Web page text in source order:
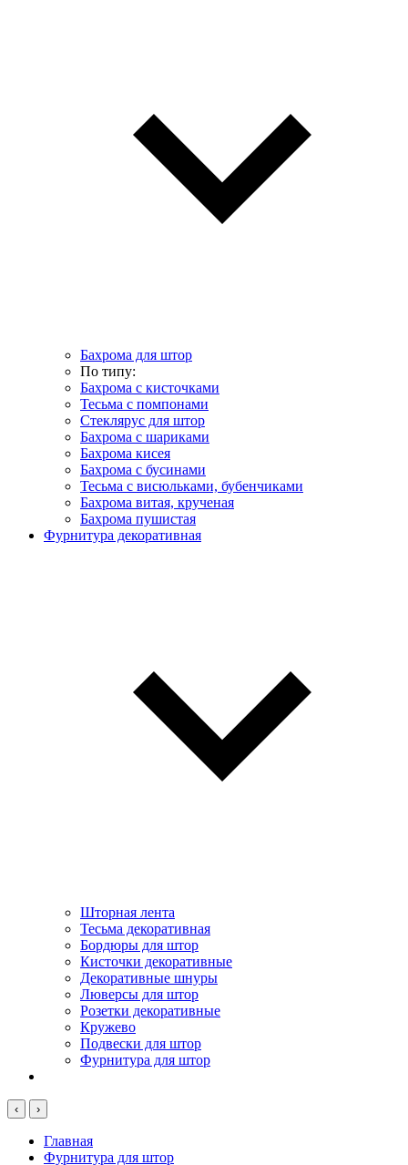
Бахрома для штор
По типу:
Бахрома с кисточками
Тесьма с помпонами
Стеклярус для штор
Бахрома с шариками
Бахрома кисея
Бахрома с бусинами
Тесьма с висюльками, бубенчиками
Бахрома витая, крученая
Бахрома пушистая
Фурнитура декоративная
Шторная лента
Тесьма декоративная
Бордюры для штор
Кисточки декоративные
Декоративные шнуры
Люверсы для штор
Розетки декоративные
Кружево
Подвески для штор
Фурнитура для штор
‹ ›
Главная
Фурнитура для штор